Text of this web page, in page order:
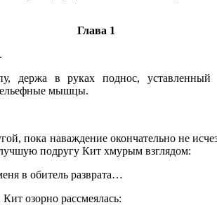
Глава 1
держа в руках поднос,
мышцы.
пока наваждение окончательно не
подругу Кит хмурым взглядом:
в обитель разврата…
озорно рассмеялась: